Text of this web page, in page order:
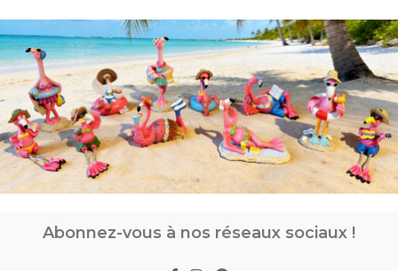
Abonnez-vous à nos réseaux sociaux !